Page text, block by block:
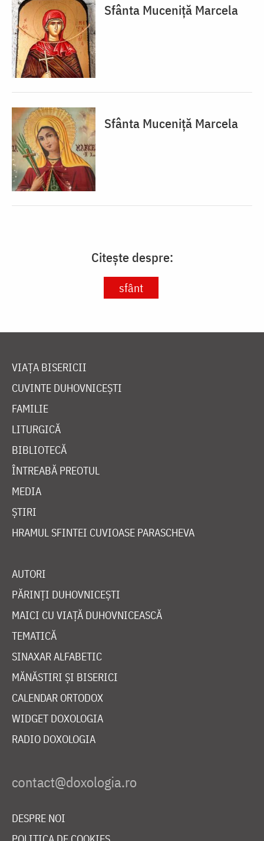
Sfânta Muceniță Marcela
Sfânta Muceniță Marcela
Citește despre:
sfânt
VIAȚA BISERICII
CUVINTE DUHOVNICEȘTI
FAMILIE
LITURGICĂ
BIBLIOTECĂ
ÎNTREABĂ PREOTUL
MEDIA
ȘTIRI
HRAMUL SFINTEI CUVIOASE PARASCHEVA
AUTORI
PĂRINȚI DUHOVNICEȘTI
MAICI CU VIAȚĂ DUHOVNICEASCĂ
TEMATICĂ
SINAXAR ALFABETIC
MĂNĂSTIRI ȘI BISERICI
CALENDAR ORTODOX
WIDGET DOXOLOGIA
RADIO DOXOLOGIA
DESPRE NOI